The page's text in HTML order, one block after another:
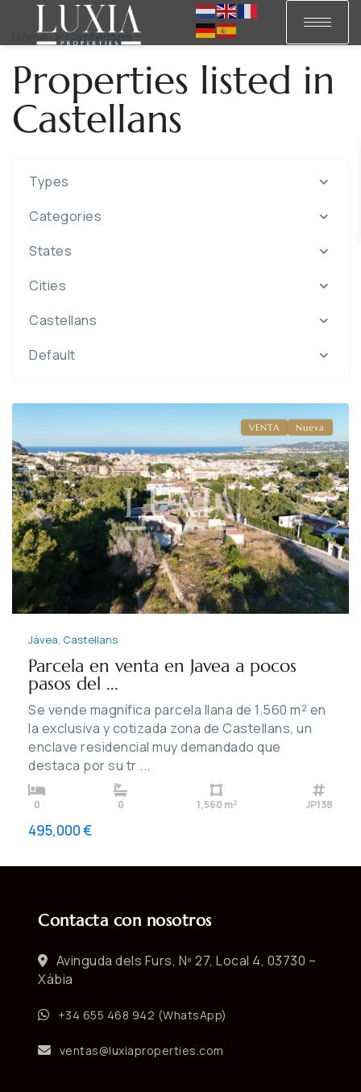
Home Castellans
Properties listed in
Castellans
Types
Categories
States
Cities
Castellans
Default
Previous Next
VENTA Nueva
Jávea, Castellans
Parcela en venta en Javea a pocos
pasos del ...
Se vende magnífica parcela llana de 1.560 m² en
la exclusiva y cotizada zona de Castellans, un
enclave residencial muy demandado que
destaca por su tr ...
0 0 1,560 m2 JP138
495,000 €
Contacta con nosotros
Avinguda dels Furs, Nº 27, Local 4, 03730 –
Xàbia
+34 655 468 942 (WhatsApp)
ventas@luxiaproperties.com